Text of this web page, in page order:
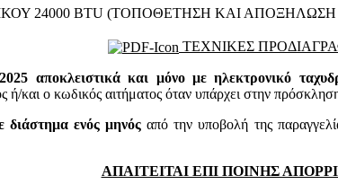
24000 BTU (ΤΟΠΟΘΕΤΗΣΗ ΚΑΙ
ΤΕΧΝΙΚΕΣ
αποκλειστικά και μόνο με ηλεκτρονικό
ο κωδικός αιτήματος όταν υπάρχει στην
διάστημα ενός μηνός από την υποβολή της
ΑΠΑΙΤΕΙΤΑΙ ΕΠΙ ΠΟΙΝΗΣ